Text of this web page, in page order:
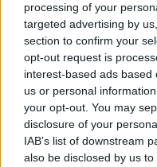
processing of your
targeted advertising by
section to confirm your
opt-out request is
interest-based ads
us or personal
your opt-out. You may
disclosure of your
IAB’s list of downstream
also be disclosed by us
Artigo anterior
Autarca de Aveiro diz
“justicialismo está a
cabo da democracia”